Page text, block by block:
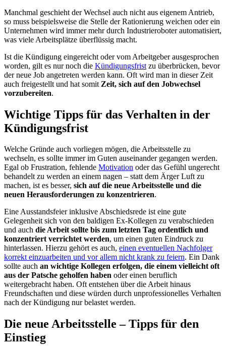
Manchmal geschieht der Wechsel auch nicht aus eigenem Antrieb,
so muss beispielsweise die Stelle der Rationierung weichen oder ein
Unternehmen wird immer mehr durch Industrieroboter automatisiert,
was viele Arbeitsplätze überflüssig macht.
Ist die Kündigung eingereicht oder vom Arbeitgeber ausgesprochen
worden, gilt es nur noch die Kündigungsfrist zu überbrücken, bevor
der neue Job angetreten werden kann. Oft wird man in dieser Zeit
auch freigestellt und hat somit Zeit, sich auf den Jobwechsel
vorzubereiten.
Wichtige Tipps für das Verhalten in der
Kündigungsfrist
Welche Gründe auch vorliegen mögen, die Arbeitsstelle zu
wechseln, es sollte immer im Guten auseinander gegangen werden.
Egal ob Frustration, fehlende Motivation oder das Gefühl ungerecht
behandelt zu werden an einem nagen – statt dem Ärger Luft zu
machen, ist es besser, sich auf die neue Arbeitsstelle und die
neuen Herausforderungen zu konzentrieren.
Eine Ausstandsfeier inklusive Abschiedsrede ist eine gute
Gelegenheit sich von den baldigen Ex-Kollegen zu verabschieden
und auch die Arbeit sollte bis zum letzten Tag ordentlich und
konzentriert verrichtet werden, um einen guten Eindruck zu
hinterlassen. Hierzu gehört es auch, einen eventuellen Nachfolger
korrekt einzuarbeiten und vor allem nicht krank zu feiern. Ein Dank
sollte auch an wichtige Kollegen erfolgen, die einem vielleicht oft
aus der Patsche geholfen haben oder einen beruflich
weitergebracht haben. Oft entstehen über die Arbeit hinaus
Freundschaften und diese würden durch unprofessionelles Verhalten
nach der Kündigung nur belastet werden.
Die neue Arbeitsstelle – Tipps für den
Einstieg